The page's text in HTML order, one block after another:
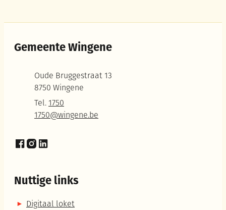
Gemeente Wingene
Oude Bruggestraat 13
,8750 Wingene
1750
E-mail1750@wingene.be
Nuttige links
Digitaal loket
Facebook
Instagram
LinkedIn